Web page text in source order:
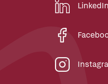
LinkedIn